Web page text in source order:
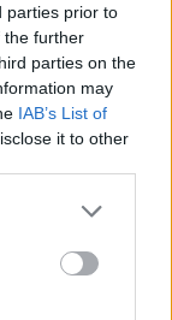
parties prior to
the further
parties on the
may
IAB’s List of
it to other
more Google
may click to
party tags to
below Google